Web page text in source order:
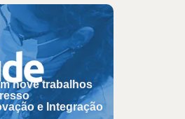
nove trabalhos
e Integração